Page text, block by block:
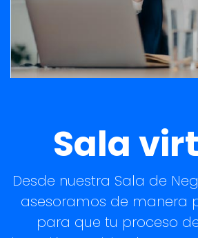
Sala
Desde nuestra Sala de
asesoramos de manera
para que tu proceso